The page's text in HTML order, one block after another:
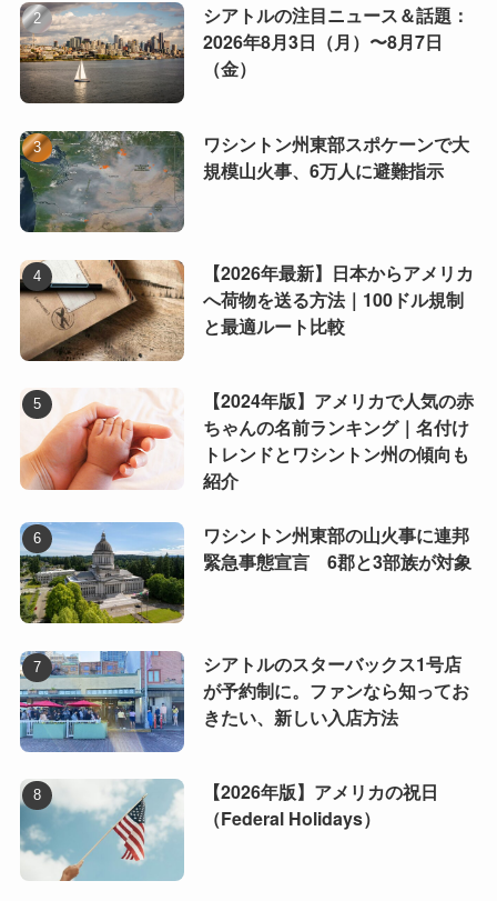
シアトルの注目ニュース＆話題：
2026年8月3日（月）〜8月7日
（金）
ワシントン州東部スポケーンで大
規模山火事、6万人に避難指示
【2026年最新】日本からアメリカ
へ荷物を送る方法｜100ドル規制
と最適ルート比較
【2024年版】アメリカで人気の赤
ちゃんの名前ランキング｜名付け
トレンドとワシントン州の傾向も
紹介
ワシントン州東部の山火事に連邦
緊急事態宣言 6郡と3部族が対象
シアトルのスターバックス1号店
が予約制に。ファンなら知ってお
きたい、新しい入店方法
【2026年版】アメリカの祝日
（Federal Holidays）